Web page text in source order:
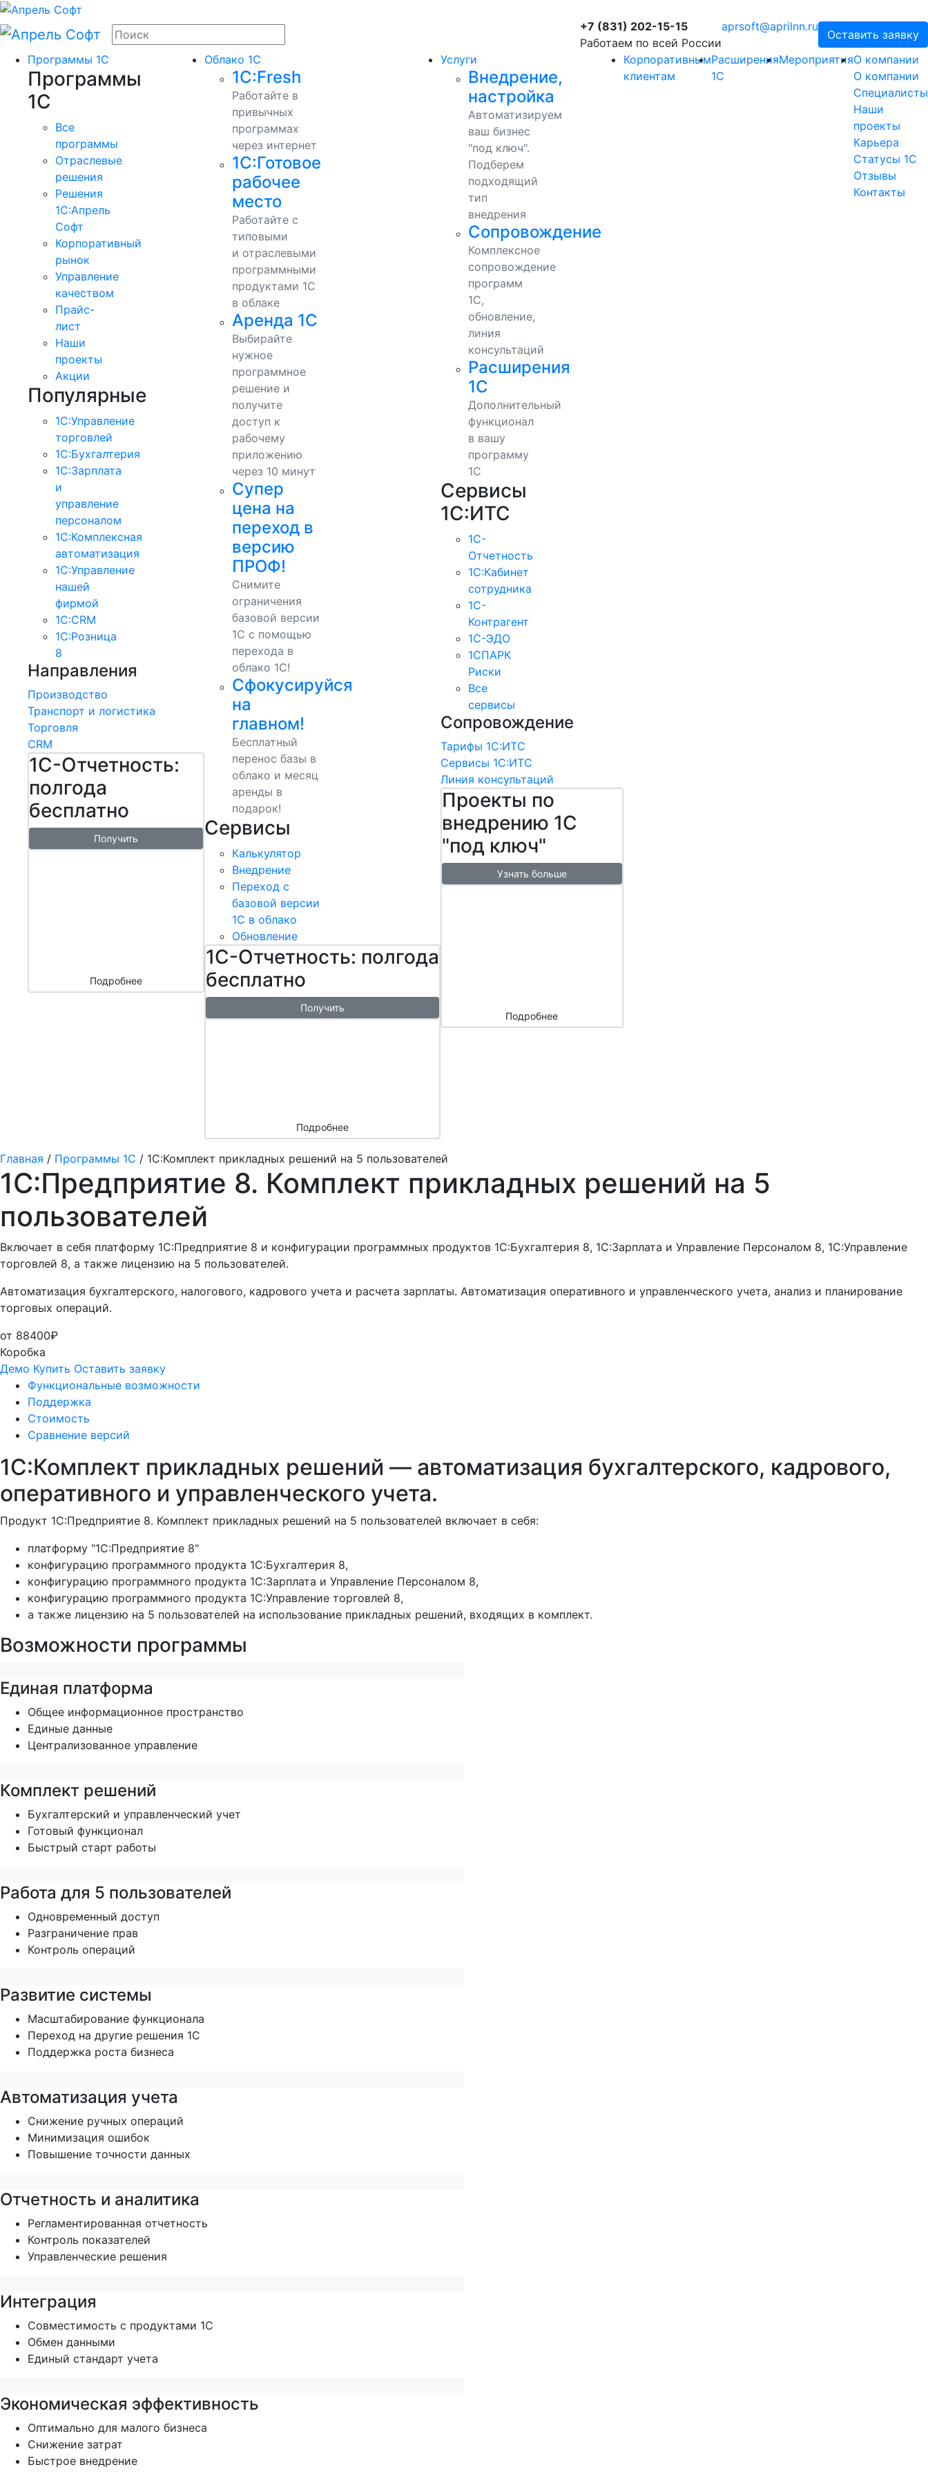
+7 (831) 202-15-15
Работаем по всей России
aprsoft@aprilnn.ru
Оставить заявку
Программы 1С
Программы
1С
Все
программы
Отраслевые
решения
Решения
1C:Апрель
Софт
Корпоративный
рынок
Управление
качеством
Прайс-
лист
Наши
проекты
Акции
Популярные
1С:Управление
торговлей
1С:Бухгалтерия
1С:Зарплата
и
управление
персоналом
1С:Комплексная
автоматизация
1С:Управление
нашей
фирмой
1С:CRM
1С:Розница
8
Направления
Производство
Транспорт и логистика
Торговля
CRM
1С-Отчетность:
полгода
бесплатно
Получить
Подробнее
Облако 1С
1С:Fresh
Работайте в
привычных
программах
через интернет
1С:Готовое
рабочее
место
Работайте с
типовыми
и отраслевыми
программными
продуктами 1С
в облаке
Аренда 1С
Выбирайте
нужное
программное
решение и
получите
доступ к
рабочему
приложению
через 10 минут
Супер
цена на
переход в
версию
ПРОФ!
Снимите
ограничения
базовой версии
1С с помощью
перехода в
облако 1С!
Сфокусируйся
на
главном!
Бесплатный
перенос базы в
облако и месяц
аренды в
подарок!
Сервисы
Калькулятор
Внедрение
Переход с
базовой версии
1С в облако
Обновление
1С-Отчетность: полгода
бесплатно
Получить
Подробнее
Услуги
Внедрение,
настройка
Автоматизируем
ваш бизнес
"под ключ".
Подберем
подходящий
тип
внедрения
Сопровождение
Комплексное
сопровождение
программ
1С,
обновление,
линия
консультаций
Расширения
1С
Дополнительный
функционал
в вашу
программу
1С
Сервисы
1С:ИТС
1С-
Отчетность
1С:Кабинет
сотрудника
1С-
Контрагент
1С-ЭДО
1СПАРК
Риски
Все
сервисы
Сопровождение
Тарифы 1С:ИТС
Сервисы 1С:ИТС
Линия консультаций
Проекты по
внедрению 1С
"под ключ"
Узнать больше
Подробнее
Корпоративным
клиентам
Расширения
1С
МероприятияО компании
О компании
Специалисты
Наши
проекты
Карьера
Статусы 1С
Отзывы
Контакты
Главная / Программы 1С / 1С:Комплект прикладных решений на 5 пользователей
1С:Предприятие 8. Комплект прикладных решений на 5
пользователей
Включает в себя платформу 1С:Предприятие 8 и конфигурации программных продуктов 1С:Бухгалтерия 8, 1С:Зарплата и Управление Персоналом 8, 1С:Управление
торговлей 8, а также лицензию на 5 пользователей.
Автоматизация бухгалтерского, налогового, кадрового учета и расчета зарплаты. Автоматизация оперативного и управленческого учета, анализ и планирование
торговых операций.
от 88400₽
Коробка
Демо Купить Оставить заявку
Функциональные возможности
Поддержка
Стоимость
Сравнение версий
1С:Комплект прикладных решений — автоматизация бухгалтерского, кадрового,
оперативного и управленческого учета.
Продукт 1С:Предприятие 8. Комплект прикладных решений на 5 пользователей включает в себя:
платформу "1С:Предприятие 8"
конфигурацию программного продукта 1С:Бухгалтерия 8,
конфигурацию программного продукта 1С:Зарплата и Управление Персоналом 8,
конфигурацию программного продукта 1С:Управление торговлей 8,
а также лицензию на 5 пользователей на использование прикладных решений, входящих в комплект.
Возможности программы
Единая платформа
Общее информационное пространство
Единые данные
Централизованное управление
Комплект решений
Бухгалтерский и управленческий учет
Готовый функционал
Быстрый старт работы
Работа для 5 пользователей
Одновременный доступ
Разграничение прав
Контроль операций
Развитие системы
Масштабирование функционала
Переход на другие решения 1С
Поддержка роста бизнеса
Автоматизация учета
Снижение ручных операций
Минимизация ошибок
Повышение точности данных
Отчетность и аналитика
Регламентированная отчетность
Контроль показателей
Управленческие решения
Интеграция
Совместимость с продуктами 1С
Обмен данными
Единый стандарт учета
Экономическая эффективность
Оптимально для малого бизнеса
Снижение затрат
Быстрое внедрение